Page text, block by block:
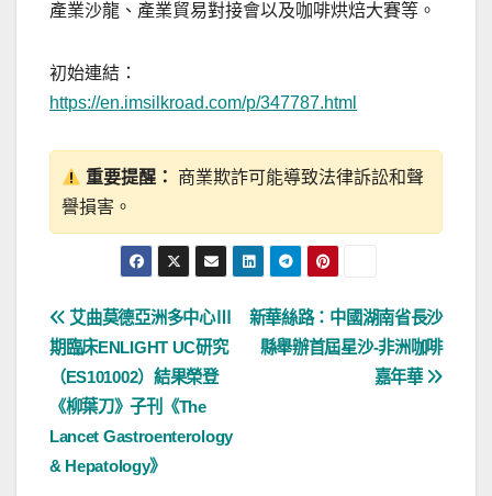
產業沙龍、產業貿易對接會以及咖啡烘焙大賽等。
初始連結：
https://en.imsilkroad.com/p/347787.html
重要提醒：
商業欺詐可能導致法律訴訟和聲
譽損害。
文
章
導
覽
新華絲路：中國湖南省長沙
縣舉辦首屆星沙-非洲咖啡
嘉年華
艾曲莫德亞洲多中心Ⅲ
期臨床ENLIGHT UC研究
（ES101002）結果榮登
《柳葉刀》子刊《The
Lancet Gastroenterology
& Hepatology》